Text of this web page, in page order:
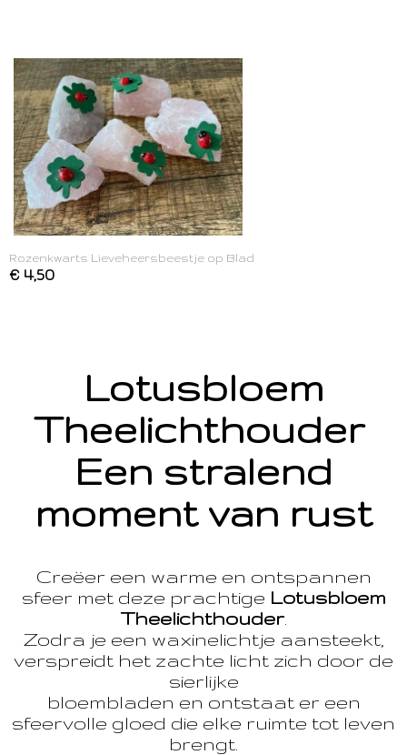
Rozenkwarts Lieveheersbeestje op Blad
€ 4,50
Lotusbloem
Theelichthouder
Een stralend
moment van rust
Creëer een warme en ontspannen
sfeer met deze prachtige Lotusbloem
Theelichthouder.
Zodra je een waxinelichtje aansteekt,
verspreidt het zachte licht zich door de
sierlijke
bloembladen en ontstaat er een
sfeervolle gloed die elke ruimte tot leven
brengt.